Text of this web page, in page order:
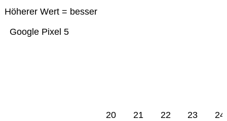
Höherer Wert = besser
Google Pixel 5
20 21 22 23 24